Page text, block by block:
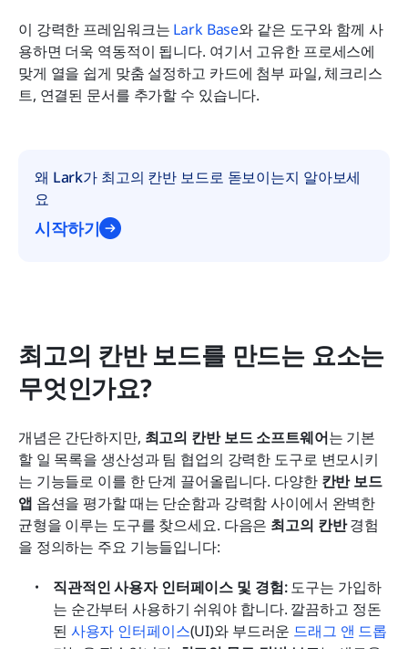
이 강력한 프레임워크는 Lark Base와 같은 도구와 함께 사
용하면 더욱 역동적이 됩니다. 여기서 고유한 프로세스에
맞게 열을 쉽게 맞춤 설정하고 카드에 첨부 파일, 체크리스
트, 연결된 문서를 추가할 수 있습니다.
왜 Lark가 최고의 칸반 보드로 돋보이는지 알아보세
요
시작하기
최고의 칸반 보드를 만드는 요소는
무엇인가요?
개념은 간단하지만, 최고의 칸반 보드 소프트웨어는 기본
할 일 목록을 생산성과 팀 협업의 강력한 도구로 변모시키
는 기능들로 이를 한 단계 끌어올립니다. 다양한 칸반 보드
앱 옵션을 평가할 때는 단순함과 강력함 사이에서 완벽한
균형을 이루는 도구를 찾으세요. 다음은 최고의 칸반 경험
을 정의하는 주요 기능들입니다:
직관적인 사용자 인터페이스 및 경험: 도구는 가입하
는 순간부터 사용하기 쉬워야 합니다. 깔끔하고 정돈
된 사용자 인터페이스(UI)와 부드러운 드래그 앤 드롭